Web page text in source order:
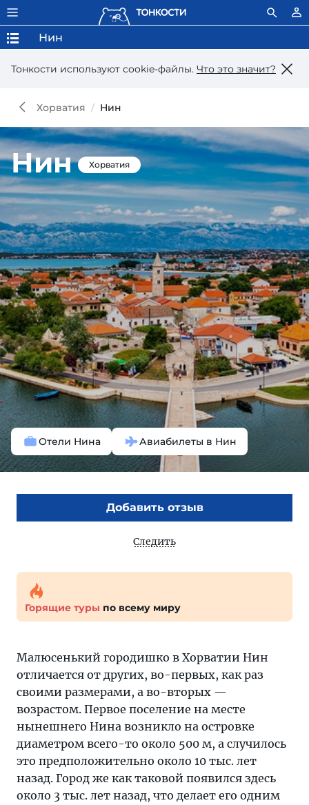
Тонкости используют сookie-файлы. Что это значит?
Нин
Хорватия Нин
Нин Хорватия
Отели Нина Авиабилеты в Нин
Добавить отзыв
Следить
Горящие туры по всему миру
Малюсенький городишко в Хорватии Нин
отличается от других, во-первых, как раз
своими размерами, а во-вторых —
возрастом. Первое поселение на месте
нынешнего Нина возникло на островке
диаметром всего-то около 500 м, а случилось
это предположительно около 10 тыс. лет
назад. Город же как таковой появился здесь
около 3 тыс. лет назад, что делает его одним